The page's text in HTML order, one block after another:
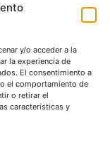
y/o acceder a la
la experiencia de
El consentimiento a
el comportamiento de
o retirar el
características y